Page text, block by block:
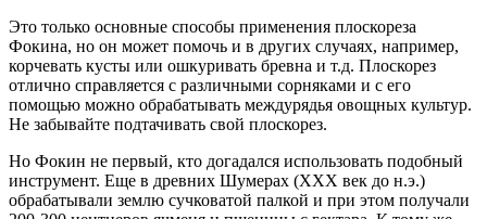
Это только основные способы применения плоскореза
Фокина, но он может помочь и в других случаях, например,
корчевать кусты или ошкуривать бревна и т.д. Плоскорез
отлично справляется с различными сорняками и с его
помощью можно обрабатывать междурядья овощных культур.
Не забывайте подтачивать свой плоскорез.
Но Фокин не первый, кто догадался использовать подобный
инструмент. Еще в древних Шумерах (ХХХ век до н.э.)
обрабатывали землю сучковатой палкой и при этом получали